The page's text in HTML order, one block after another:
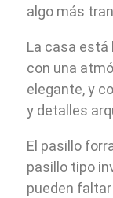
algo más
La casa está
con una
elegante, y
y detalles
El pasillo
pasillo tipo
pueden